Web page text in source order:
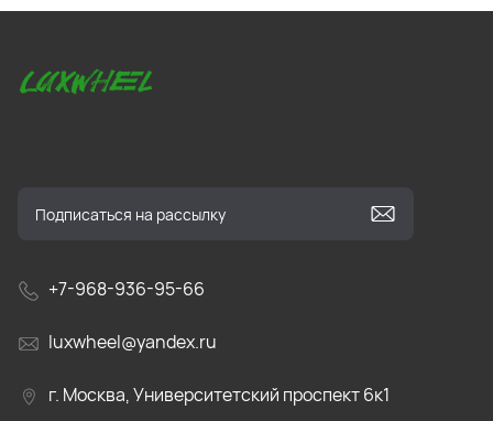
+7-968-936-95-66
luxwheel@yandex.ru
г. Москва, Университетский проспект 6к1